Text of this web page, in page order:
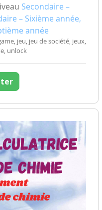
Secondaire –
– Sixième année,
année
jeu, jeu de société, jeux,
unlock